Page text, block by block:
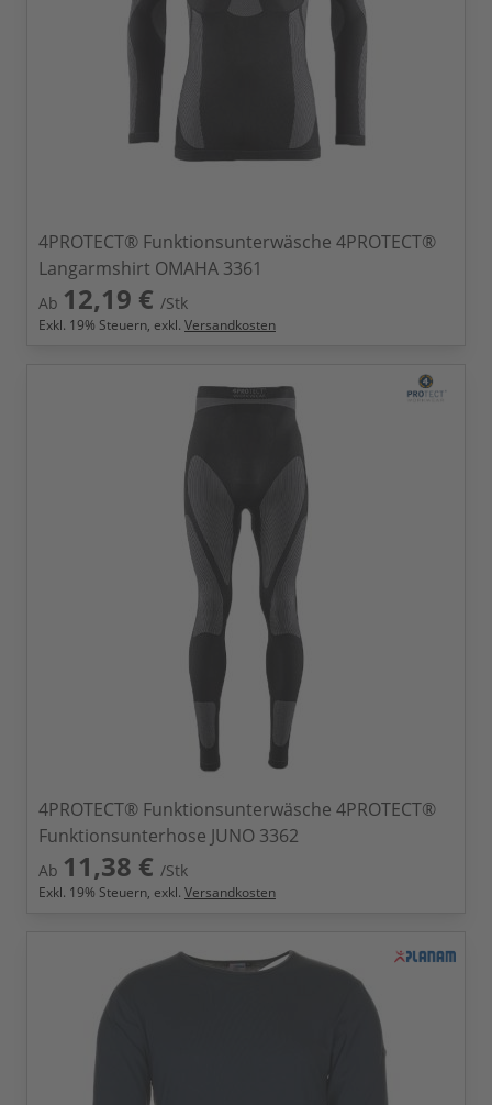
4PROTECT® Funktionsunterwäsche 4PROTECT®
Langarmshirt OMAHA 3361
Ab 12,19 € /Stk
Exkl. 19% Steuern, exkl. Versandkosten
4PROTECT® Funktionsunterwäsche 4PROTECT®
Funktionsunterhose JUNO 3362
Ab 11,38 € /Stk
Exkl. 19% Steuern, exkl. Versandkosten